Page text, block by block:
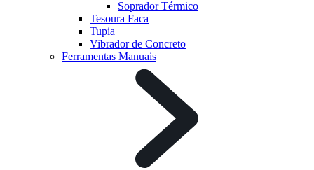
Soprador Térmico
Tesoura Faca
Tupia
Vibrador de Concreto
Ferramentas Manuais